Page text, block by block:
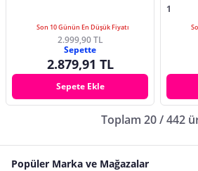
Son 10 Günün En Düşük Fiyatı
2.999,90 TL
Sepette
2.879,91 TL
Sepete Ekle
1
Toplam 20 / 442
Popüler Marka ve Mağazalar